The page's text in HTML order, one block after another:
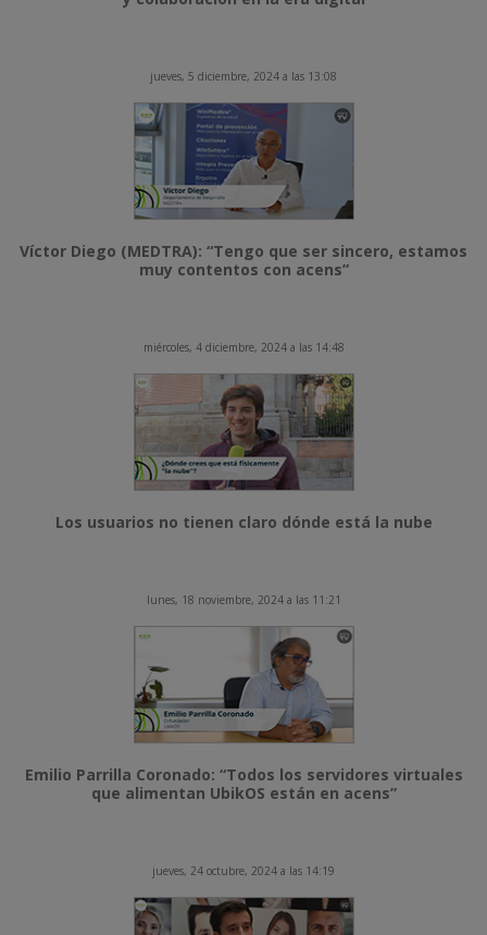
jueves, 5 diciembre, 2024 a las 13:08
Víctor Diego (MEDTRA): “Tengo que ser sincero, estamos
muy contentos con acens”
miércoles, 4 diciembre, 2024 a las 14:48
Los usuarios no tienen claro dónde está la nube
lunes, 18 noviembre, 2024 a las 11:21
Emilio Parrilla Coronado: “Todos los servidores virtuales
que alimentan UbikOS están en acens”
jueves, 24 octubre, 2024 a las 14:19